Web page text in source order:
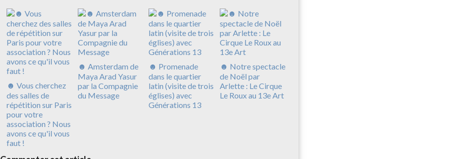
☻ Vous cherchez
des salles de
répétition sur Paris
pour votre
association ? Nous
avons ce qu'il vous
faut !
☻ Amsterdam de
Maya Arad Yasur
par la Compagnie
du Message
☻ Promenade
dans le quartier
latin (visite de trois
églises) avec
Générations 13
☻ Notre spectacle
de Noël par
Arlette : Le Cirque
Le Roux au 13e Art